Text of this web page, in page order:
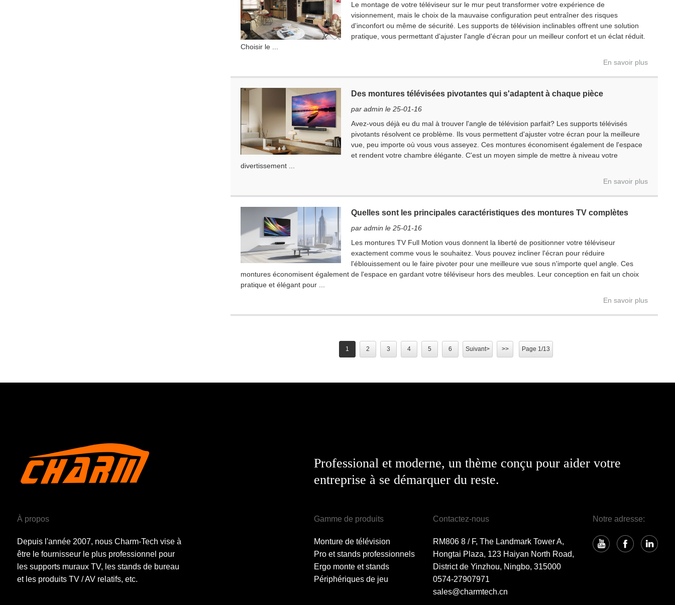
Le montage de votre téléviseur sur le mur peut transformer votre expérience de
visionnement, mais le choix de la mauvaise configuration peut entraîner des risques
d'inconfort ou même de sécurité. Les supports de télévision inclinables offrent une solution
pratique, vous permettant d'ajuster l'angle d'écran pour un meilleur confort et un éclat réduit.
Choisir le ...
En savoir plus
Des montures télévisées pivotantes qui s'adaptent à chaque pièce
par admin le 25-01-16
Avez-vous déjà eu du mal à trouver l'angle de télévision parfait? Les supports télévisés
pivotants résolvent ce problème. Ils vous permettent d'ajuster votre écran pour la meilleure
vue, peu importe où vous vous asseyez. Ces montures économisent également de l'espace
et rendent votre chambre élégante. C'est un moyen simple de mettre à niveau votre
divertissement ...
En savoir plus
Quelles sont les principales caractéristiques des montures TV complètes
par admin le 25-01-16
Les montures TV Full Motion vous donnent la liberté de positionner votre téléviseur
exactement comme vous le souhaitez. Vous pouvez incliner l'écran pour réduire
l'éblouissement ou le faire pivoter pour une meilleure vue sous n'importe quel angle. Ces
montures économisent également de l'espace en gardant votre téléviseur hors des meubles. Leur conception en fait un choix
pratique et élégant pour ...
En savoir plus
1 2 3 4 5 6 Suivant> >> Page 1/13
Professional et moderne, un thème conçu pour aider votre
entreprise à se démarquer du reste.
À propos
Depuis l'année 2007, nous Charm-Tech vise à
être le fournisseur le plus professionnel pour
les supports muraux TV, les stands de bureau
et les produits TV / AV relatifs, etc.
Gamme de produits
Monture de télévision
Pro et stands professionnels
Ergo monte et stands
Périphériques de jeu
Contactez-nous
RM806 8 / F, The Landmark Tower A,
Hongtai Plaza, 123 Haiyan North Road,
District de Yinzhou, Ningbo, 315000
0574-27907971
sales@charmtech.cn
Notre adresse: